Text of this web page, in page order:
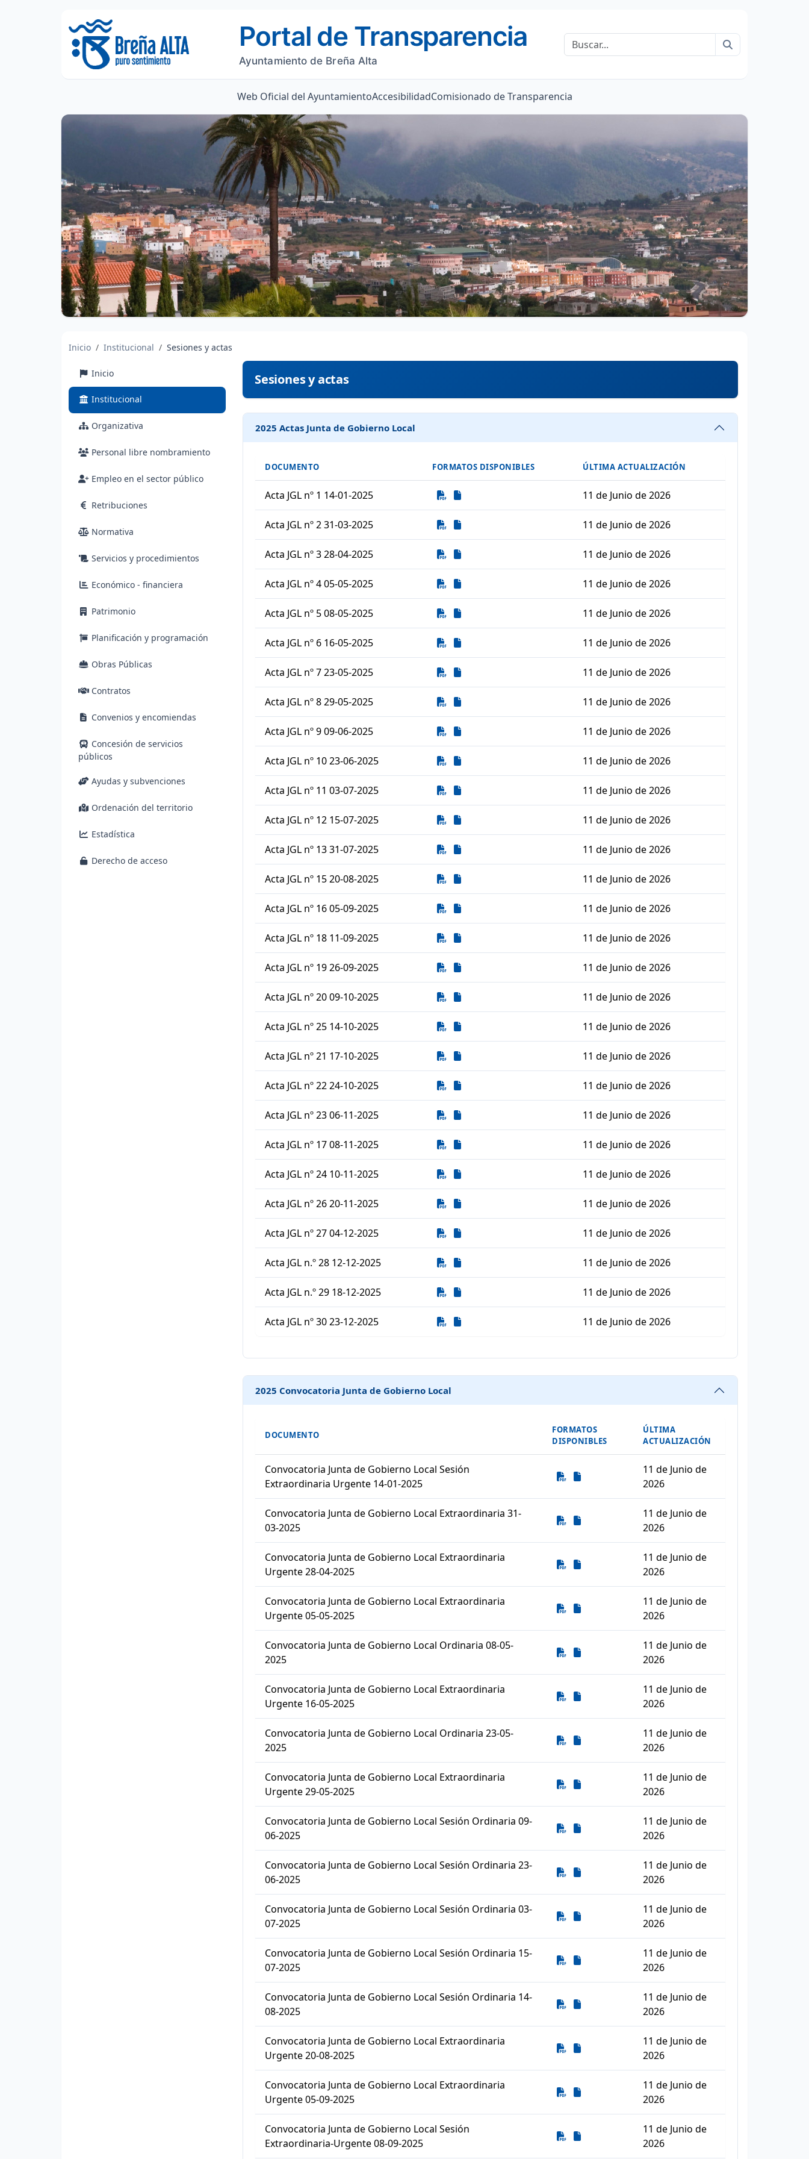
Portal de Transparencia
Ayuntamiento de Breña Alta
Web Oficial del AyuntamientoAccesibilidadComisionado de Transparencia
Inicio Institucional Sesiones y actas
Inicio
Institucional(actual)
Organizativa
Personal libre nombramiento
Empleo en el sector público
Retribuciones
Normativa
Servicios y procedimientos
Económico - financiera
Patrimonio
Planificación y programación
Obras Públicas
Contratos
Convenios y encomiendas
Concesión de servicios
públicos
Ayudas y subvenciones
Ordenación del territorio
Estadística
Derecho de acceso
Sesiones y actas
2025 Actas Junta de Gobierno Local
DOCUMENTO FORMATOS DISPONIBLES ÚLTIMA ACTUALIZACIÓN
Acta JGL nº 1 14-01-2025 Descarga
Descarga 11 de Junio de 2026
Acta JGL nº 2 31-03-2025 Descarga
Descarga 11 de Junio de 2026
Acta JGL nº 3 28-04-2025 Descarga
Descarga 11 de Junio de 2026
Acta JGL nº 4 05-05-2025 Descarga
Descarga 11 de Junio de 2026
Acta JGL nº 5 08-05-2025 Descarga
Descarga 11 de Junio de 2026
Acta JGL nº 6 16-05-2025 Descarga
Descarga 11 de Junio de 2026
Acta JGL nº 7 23-05-2025 Descarga
Descarga 11 de Junio de 2026
Acta JGL nº 8 29-05-2025 Descarga
Descarga 11 de Junio de 2026
Acta JGL nº 9 09-06-2025 Descarga
Descarga 11 de Junio de 2026
Acta JGL nº 10 23-06-2025 Descarga
Descarga 11 de Junio de 2026
Acta JGL nº 11 03-07-2025 Descarga
Descarga 11 de Junio de 2026
Acta JGL nº 12 15-07-2025 Descarga
Descarga 11 de Junio de 2026
Acta JGL nº 13 31-07-2025 Descarga
Descarga 11 de Junio de 2026
Acta JGL nº 15 20-08-2025 Descarga
Descarga 11 de Junio de 2026
Acta JGL nº 16 05-09-2025 Descarga
Descarga 11 de Junio de 2026
Acta JGL nº 18 11-09-2025 Descarga
Descarga 11 de Junio de 2026
Acta JGL nº 19 26-09-2025 Descarga
Descarga 11 de Junio de 2026
Acta JGL nº 20 09-10-2025 Descarga
Descarga 11 de Junio de 2026
Acta JGL nº 25 14-10-2025 Descarga
Descarga 11 de Junio de 2026
Acta JGL nº 21 17-10-2025 Descarga
Descarga 11 de Junio de 2026
Acta JGL nº 22 24-10-2025 Descarga
Descarga 11 de Junio de 2026
Acta JGL nº 23 06-11-2025 Descarga
Descarga 11 de Junio de 2026
Acta JGL nº 17 08-11-2025 Descarga
Descarga 11 de Junio de 2026
Acta JGL nº 24 10-11-2025 Descarga
Descarga 11 de Junio de 2026
Acta JGL nº 26 20-11-2025 Descarga
Descarga 11 de Junio de 2026
Acta JGL nº 27 04-12-2025 Descarga
Descarga 11 de Junio de 2026
Acta JGL n.º 28 12-12-2025 Descarga
Descarga 11 de Junio de 2026
Acta JGL n.º 29 18-12-2025 Descarga
Descarga 11 de Junio de 2026
Acta JGL nº 30 23-12-2025 Descarga
Descarga 11 de Junio de 2026
2025 Convocatoria Junta de Gobierno Local
DOCUMENTO
FORMATOS
DISPONIBLES
ÚLTIMA
ACTUALIZACIÓN
Convocatoria Junta de Gobierno Local Sesión
Extraordinaria Urgente 14-01-2025
Descarga
Descarga
11 de Junio de
2026
Convocatoria Junta de Gobierno Local Extraordinaria 31-
03-2025
Descarga
Descarga
11 de Junio de
2026
Convocatoria Junta de Gobierno Local Extraordinaria
Urgente 28-04-2025
Descarga
Descarga
11 de Junio de
2026
Convocatoria Junta de Gobierno Local Extraordinaria
Urgente 05-05-2025
Descarga
Descarga
11 de Junio de
2026
Convocatoria Junta de Gobierno Local Ordinaria 08-05-
2025
Descarga
Descarga
11 de Junio de
2026
Convocatoria Junta de Gobierno Local Extraordinaria
Urgente 16-05-2025
Descarga
Descarga
11 de Junio de
2026
Convocatoria Junta de Gobierno Local Ordinaria 23-05-
2025
Descarga
Descarga
11 de Junio de
2026
Convocatoria Junta de Gobierno Local Extraordinaria
Urgente 29-05-2025
Descarga
Descarga
11 de Junio de
2026
Convocatoria Junta de Gobierno Local Sesión Ordinaria 09-
06-2025
Descarga
Descarga
11 de Junio de
2026
Convocatoria Junta de Gobierno Local Sesión Ordinaria 23-
06-2025
Descarga
Descarga
11 de Junio de
2026
Convocatoria Junta de Gobierno Local Sesión Ordinaria 03-
07-2025
Descarga
Descarga
11 de Junio de
2026
Convocatoria Junta de Gobierno Local Sesión Ordinaria 15-
07-2025
Descarga
Descarga
11 de Junio de
2026
Convocatoria Junta de Gobierno Local Sesión Ordinaria 14-
08-2025
Descarga
Descarga
11 de Junio de
2026
Convocatoria Junta de Gobierno Local Extraordinaria
Urgente 20-08-2025
Descarga
Descarga
11 de Junio de
2026
Convocatoria Junta de Gobierno Local Extraordinaria
Urgente 05-09-2025
Descarga
Descarga
11 de Junio de
2026
Convocatoria Junta de Gobierno Local Sesión
Extraordinaria-Urgente 08-09-2025
Descarga
Descarga
11 de Junio de
2026